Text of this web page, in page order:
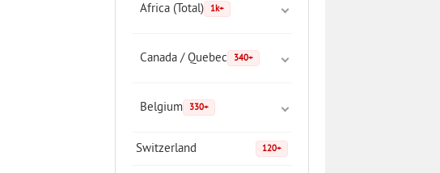
Africa (Total) 1k+
Canada / Quebec 340+
Belgium 330+
Switzerland 120+